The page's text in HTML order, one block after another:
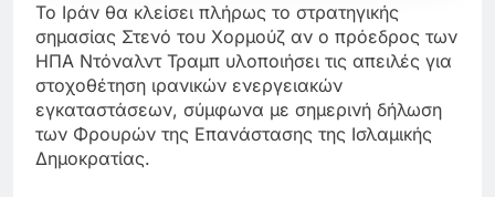
Το Ιράν θα κλείσει πλήρως το στρατηγικής
σημασίας Στενό του Χορμούζ αν ο πρόεδρος των
ΗΠΑ Ντόναλντ Τραμπ υλοποιήσει τις απειλές για
στοχοθέτηση ιρανικών ενεργειακών
εγκαταστάσεων, σύμφωνα με σημερινή δήλωση
των Φρουρών της Επανάστασης της Ισλαμικής
Δημοκρατίας.